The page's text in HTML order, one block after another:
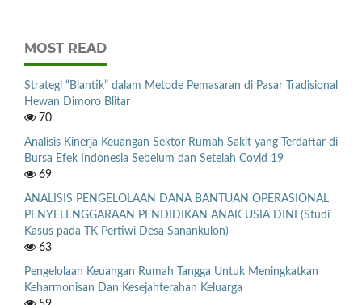
MOST READ
Strategi “Blantik” dalam Metode Pemasaran di Pasar Tradisional
Hewan Dimoro Blitar
70
Analisis Kinerja Keuangan Sektor Rumah Sakit yang Terdaftar di
Bursa Efek Indonesia Sebelum dan Setelah Covid 19
69
ANALISIS PENGELOLAAN DANA BANTUAN OPERASIONAL
PENYELENGGARAAN PENDIDIKAN ANAK USIA DINI (Studi
Kasus pada TK Pertiwi Desa Sanankulon)
63
Pengelolaan Keuangan Rumah Tangga Untuk Meningkatkan
Keharmonisan Dan Kesejahterahan Keluarga